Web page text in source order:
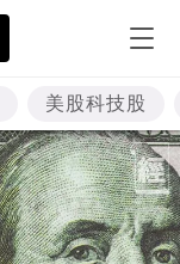
美股科技股